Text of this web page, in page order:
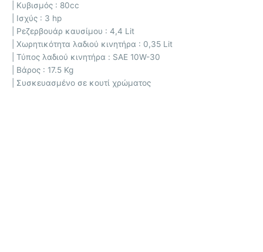
| Κυβισμός : 80cc
| Ισχύς : 3 hp
| Ρεζερβουάρ καυσίμου : 4,4 Lit
| Χωρητικότητα λαδιού κινητήρα : 0,35 Lit
| Τύπος λαδιού κινητήρα : SAE 10W-30
| Bάρος : 17.5 Kg
| Συσκευασμένο σε κουτί χρώματος